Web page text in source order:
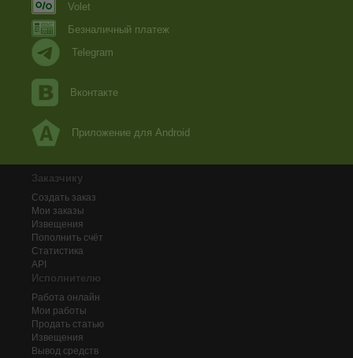
Volet
Безналичный платеж
Telegram
Вконтакте
Приложение для Android
Заказчику
Создать заказ
Мои заказы
Извещения
Пополнить счёт
Статистика
API
Исполнителю
Работа онлайн
Мои работы
Продать статью
Извещения
Вывод средств